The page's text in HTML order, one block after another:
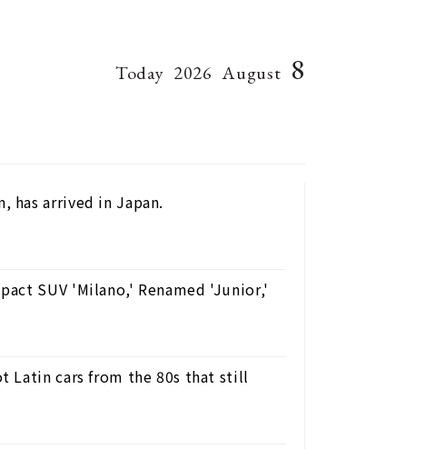
Today 2026 August 8
has arrived in Japan.
SUV 'Milano,' Renamed 'Junior,'
Latin cars from the 80s that still